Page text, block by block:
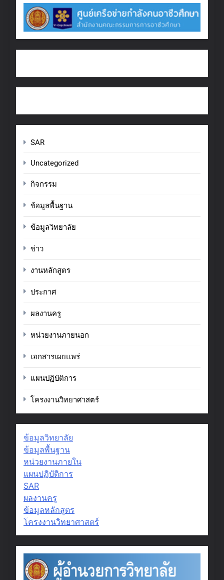
SAR
Uncategorized
กิจกรรม
ข้อมูลพื้นฐาน
ข้อมูลวิทยาลัย
ข่าว
งานหลักสูตร
ประกาศ
ผลงานครู
หน่วยงานภายนอก
เอกสารเผยแพร่
แผนปฏิบัติการ
โครงงานวิทยาศาสตร์
ข้อมูลวิทยาลัย
ข้อมูลพื้นฐาน
หน่วยงานภายใน
แผนปฏิบัติการ
SAR
ผลงานครู
ข้อมูลหลักสูตร
โครงงานวิทยาศาสตร์